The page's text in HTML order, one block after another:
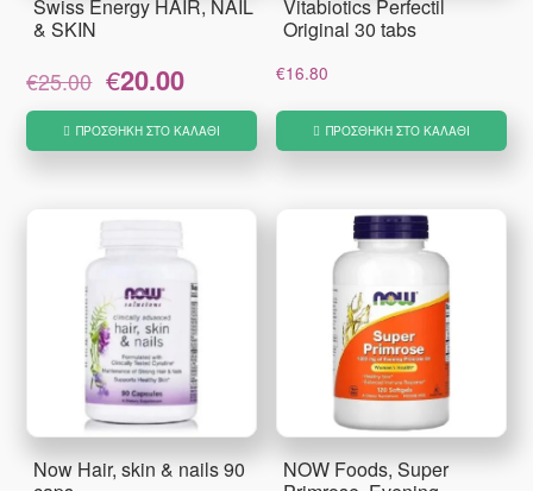
Swiss Energy HAIR, NAIL
& SKIN
€25.00
Original
price
was:
€25.00.
€20.00
τιμή
είναι:
ΠΡΟΣΘΉΚΗ ΣΤΟ ΚΑΛΆΘΙ
Vitabiotics Perfectil
Original 30 tabs
€16.80
ΠΡΟΣΘΉΚΗ ΣΤΟ ΚΑΛΆΘΙ
Now Hair, skin & nails 90
NOW Foods, Super